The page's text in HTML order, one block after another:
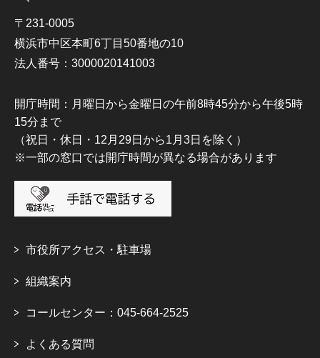
〒231-0005
横浜市中区本町6丁目50番地の10
法人番号：3000020141003
開庁時間：月曜日から金曜日の午前8時45分から午後5時
15分まで
（祝日・休日・12月29日から1月3日を除く）
※一部の窓口では開庁時間が異なる場合があります
市役所アクセス・駐車場
組織案内
コールセンター：045-664-2525
よくある質問